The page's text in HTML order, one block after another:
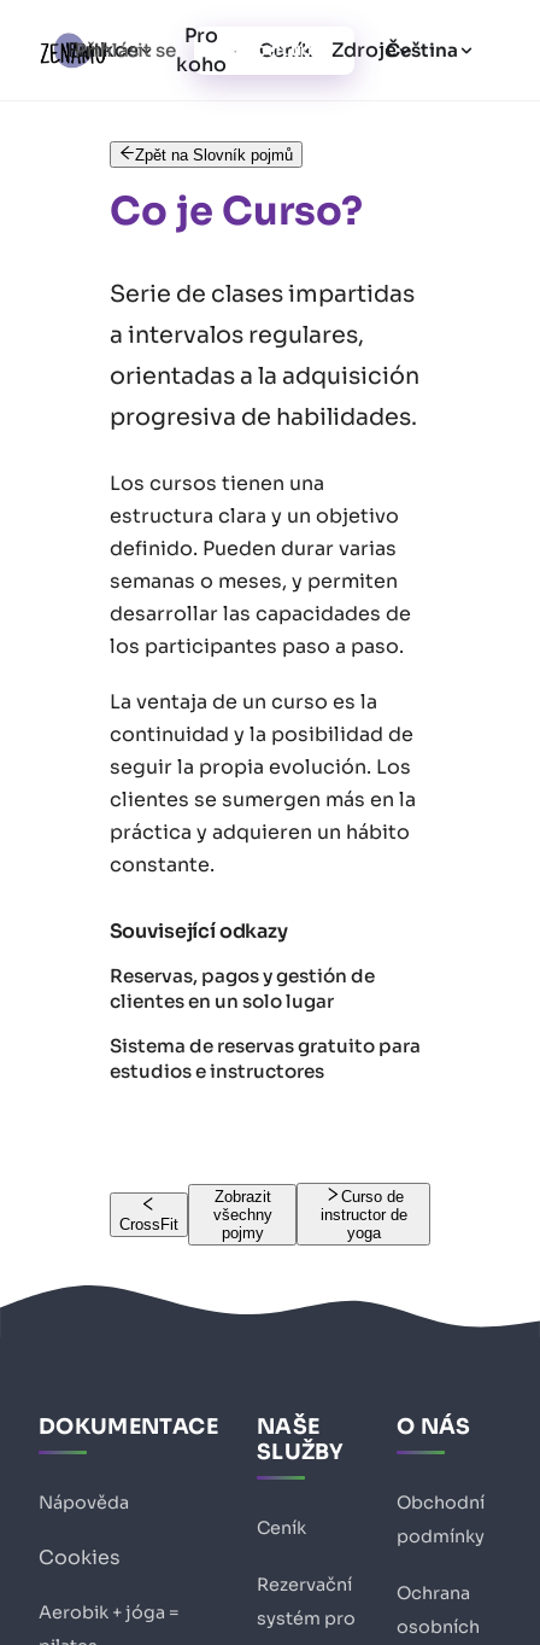
Funkce
Pro
koho
Ceník Zdroje
Přihlásit se Vytvořit účet Čeština
Zpět na Slovník pojmů
Co je Curso?
Serie de clases impartidas
a intervalos regulares,
orientadas a la adquisición
progresiva de habilidades.
Los cursos tienen una
estructura clara y un objetivo
definido. Pueden durar varias
semanas o meses, y permiten
desarrollar las capacidades de
los participantes paso a paso.
La ventaja de un curso es la
continuidad y la posibilidad de
seguir la propia evolución. Los
clientes se sumergen más en la
práctica y adquieren un hábito
constante.
Související odkazy
Reservas, pagos y gestión de
clientes en un solo lugar
Sistema de reservas gratuito para
estudios e instructores
CrossFit
Zobrazit
všechny
pojmy
Curso de
instructor de
yoga
DOKUMENTACE
Nápověda
Cookies
Aerobik + jóga =
NAŠE
SLUŽBY
Ceník
Rezervační
systém pro
O NÁS
Obchodní
podmínky
Ochrana
osobních